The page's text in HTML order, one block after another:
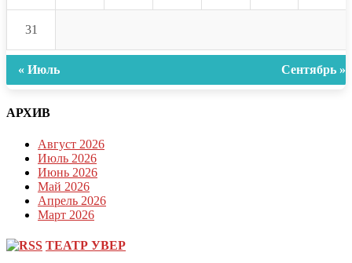
31
« Июль Сентябрь »
АРХИВ
Август 2026
Июль 2026
Июнь 2026
Май 2026
Апрель 2026
Март 2026
ТЕАТР УВЕР